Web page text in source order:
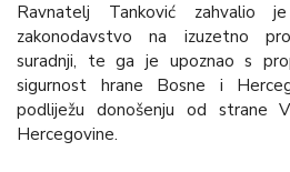
Ravnatelj Tanković zahvalio
zakonodavstvo na izuzetno
suradnji, te ga je upoznao s
sigurnost hrane Bosne i
podliježu donošenju od strane
Hercegovine.